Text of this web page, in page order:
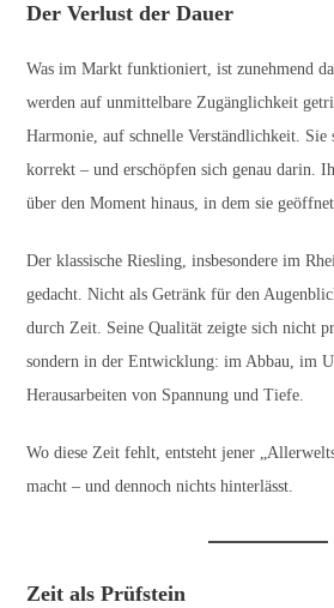
Der Verlust der Dauer
Was im Markt funktioniert, ist zunehmend
werden auf unmittelbare Zugänglichkeit
Harmonie, auf schnelle Verständlichkeit. Sie
korrekt – und erschöpfen sich genau darin.
über den Moment hinaus, in dem sie
Der klassische Riesling, insbesondere im
gedacht. Nicht als Getränk für den
durch Zeit. Seine Qualität zeigte sich nicht
sondern in der Entwicklung: im Abbau, im
Herausarbeiten von Spannung und Tiefe.
Wo diese Zeit fehlt, entsteht jener
macht – und dennoch nichts hinterlässt.
Zeit als Prüfstein